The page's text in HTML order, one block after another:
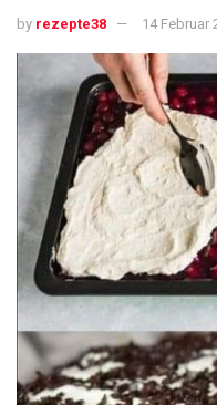
by rezepte38 14 Februar